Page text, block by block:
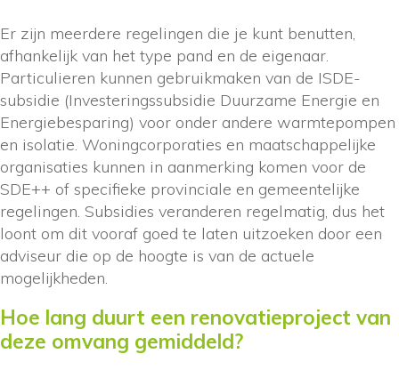
Er zijn meerdere regelingen die je kunt benutten,
afhankelijk van het type pand en de eigenaar.
Particulieren kunnen gebruikmaken van de ISDE-
subsidie (Investeringssubsidie Duurzame Energie en
Energiebesparing) voor onder andere warmtepompen
en isolatie. Woningcorporaties en maatschappelijke
organisaties kunnen in aanmerking komen voor de
SDE++ of specifieke provinciale en gemeentelijke
regelingen. Subsidies veranderen regelmatig, dus het
loont om dit vooraf goed te laten uitzoeken door een
adviseur die op de hoogte is van de actuele
mogelijkheden.
Hoe lang duurt een renovatieproject van
deze omvang gemiddeld?